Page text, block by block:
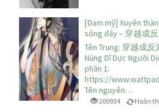
[Đam mỹ] Xuyên
sống đây – 穿越成
Tên Trung: 穿越成
Nùng Dĩ Dực Người
phần 1:
https://
Tên nguyên…
200934 Hoàn